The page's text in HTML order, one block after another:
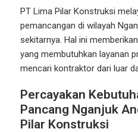
PT Lima Pilar Konstruksi
pemancangan di wilayah
sekitarnya. Hal ini
yang membutuhkan layanan
mencari kontraktor dari luar
Percayakan
Pancang Nganjuk
Pilar Konstruksi